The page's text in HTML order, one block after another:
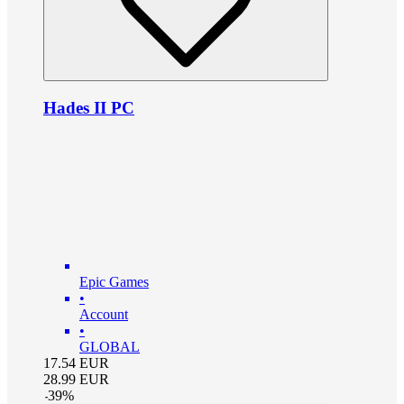
Hades II PC
Epic Games
•
Account
•
GLOBAL
17.54 EUR
28.99 EUR
-39%